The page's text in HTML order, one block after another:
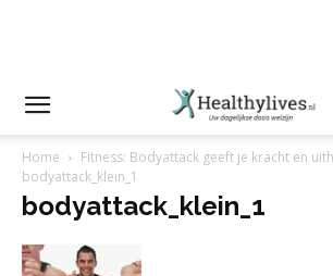
Home
Fitness: Bodyattack geeft je kracht en
bodyattack_klein_1
bodyattack_klein_1